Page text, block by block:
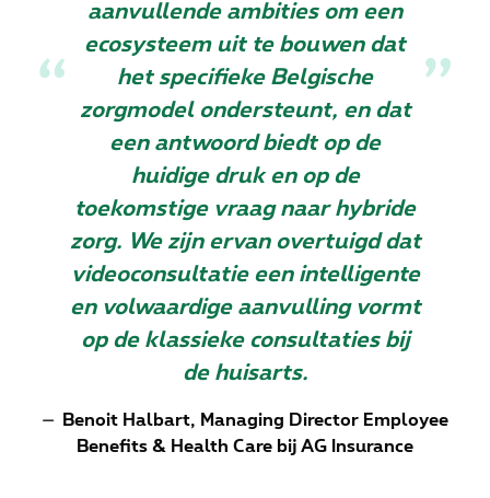
aanvullende ambities om een
ecosysteem uit te bouwen dat
het specifieke Belgische
zorgmodel ondersteunt, en dat
een antwoord biedt op de
huidige druk en op de
toekomstige vraag naar hybride
zorg. We zijn ervan overtuigd dat
videoconsultatie een intelligente
en volwaardige aanvulling vormt
op de klassieke consultaties bij
de huisarts.
Benoit Halbart, Managing Director Employee
Benefits & Health Care bij AG Insurance